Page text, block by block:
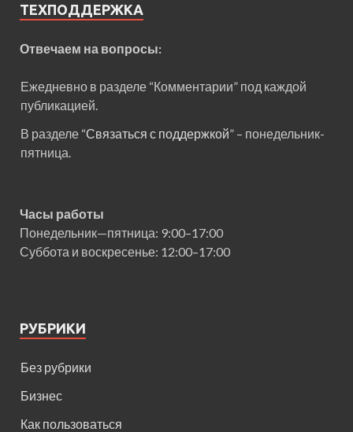
ТЕХПОДДЕРЖКА
Отвечаем на вопросы:
Ежедневно в разделе “Комментарии” под каждой
публикацией.
В разделе “Связаться с поддержкой” – понедельник-
пятница.
Часы работы
Понедельник—пятница: 9:00–17:00
Суббота и воскресенье: 12:00–17:00
РУБРИКИ
Без рубрики
Бизнес
Как пользоваться